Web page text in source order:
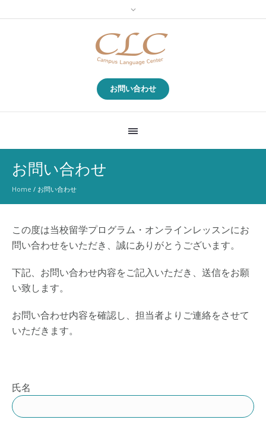
お問い合わせ
お問い合わせ
Home / お問い合わせ
この度は当校留学プログラム・オンラインレッスンにお
問い合わせをいただき、誠にありがとうございます。
下記、お問い合わせ内容をご記入いただき、送信をお願
い致します。
お問い合わせ内容を確認し、担当者よりご連絡をさせて
いただきます。
氏名